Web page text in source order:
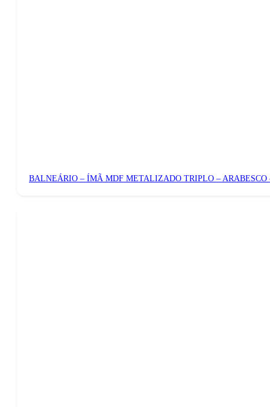
BALNEÁRIO – ÍMÃ MDF METALIZADO TRIPLO – ARABESCO